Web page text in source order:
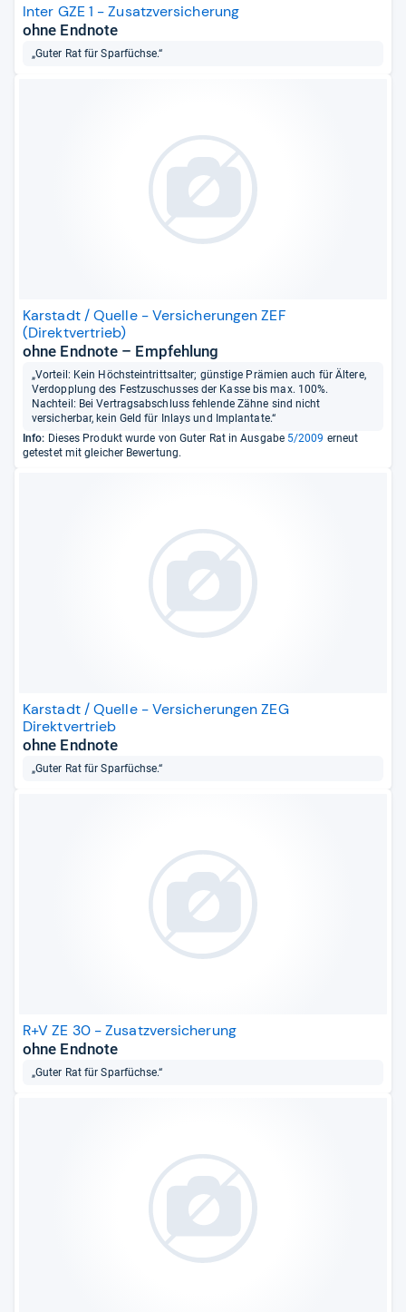
Inter GZE 1 - Zusatzversicherung
ohne Endnote
„Guter Rat für Sparfüchse.“
Karstadt / Quelle - Versicherungen ZEF
(Direktvertrieb)
ohne Endnote – Empfehlung
„Vorteil: Kein Höchsteintrittsalter; günstige Prämien auch für Ältere,
Verdopplung des Festzuschusses der Kasse bis max. 100%.
Nachteil: Bei Vertragsabschluss fehlende Zähne sind nicht
versicherbar, kein Geld für Inlays und Implantate.“
Info: Dieses Produkt wurde von Guter Rat in Ausgabe 5/2009 erneut
getestet mit gleicher Bewertung.
Karstadt / Quelle - Versicherungen ZEG
Direktvertrieb
ohne Endnote
„Guter Rat für Sparfüchse.“
R+V ZE 30 - Zusatzversicherung
ohne Endnote
„Guter Rat für Sparfüchse.“